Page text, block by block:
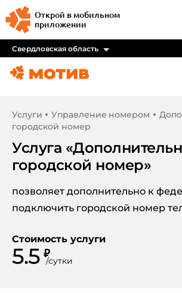
Открой в мобильном
приложении
Свердловская область
Услуги Управление номером
городской номер
Услуга «
городской номер»
позволяет дополнительно к
подключить городской номер
Стоимость услуги
5.5 ₽
/сутки